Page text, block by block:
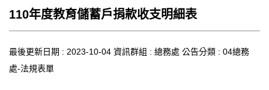
文件資料
網站管理
110年度教育儲蓄戶捐款收支明細表
最後更新日期 : 2023-10-04 資訊群組 : 總務處 公告分類 : 04總務
處-法規表單